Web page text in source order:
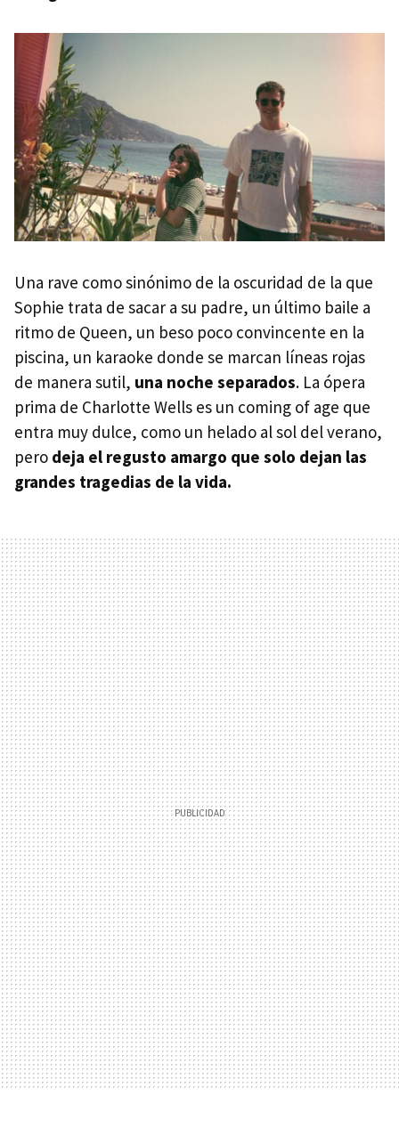
Una rave como sinónimo de la oscuridad de la que
Sophie trata de sacar a su padre, un último baile a
ritmo de Queen, un beso poco convincente en la
piscina, un karaoke donde se marcan líneas rojas
de manera sutil, una noche separados. La ópera
prima de Charlotte Wells es un coming of age que
entra muy dulce, como un helado al sol del verano,
pero deja el regusto amargo que solo dejan las
grandes tragedias de la vida.